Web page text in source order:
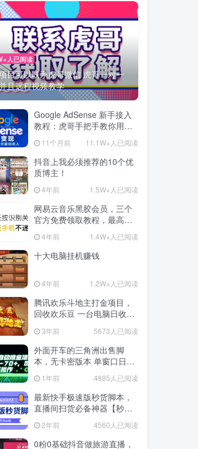
人已阅读
目可以联系虎哥微信 虎哥一对一
且远程视频教学
Google AdSense 新手接入
教程：虎哥手把手教你用网
站赚取美元收入
11个月前 11.1W+人已阅读
抖音上我必须推荐的10个优
质博主！
4年前 1.5W+人已阅读
网易云音乐黑胶会员，三个
官方免费领取教程，最高可
领1年
4年前 1.4W+人已阅读
十大电脑挂机赚钱
4年前 1.2W+人已阅读
腾讯欢乐斗地主打金项目，
回收欢乐豆 一台电脑日收益
3年前 5673人已阅读
外面开车的三角洲出售脚
本，无卡密版本 单窗口日收
1年前 4885人已阅读
最新快手极速版秒货脚本，
直播间扫货必备神器【秒货
2年前 4560人已阅读
0粉0基础抖音做旅游直播，